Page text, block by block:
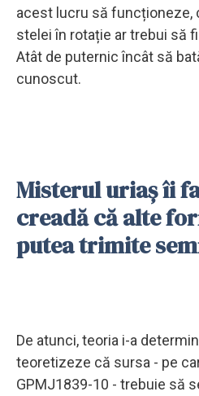
acest lucru să funcționeze,
stelei în rotație ar trebui să
Atât de puternic încât să
cunoscut.
Misterul uriaș îi
creadă că alte
putea trimite
De atunci, teoria i-a
teoretizeze că sursa - pe
GPMJ1839-10 - trebuie să